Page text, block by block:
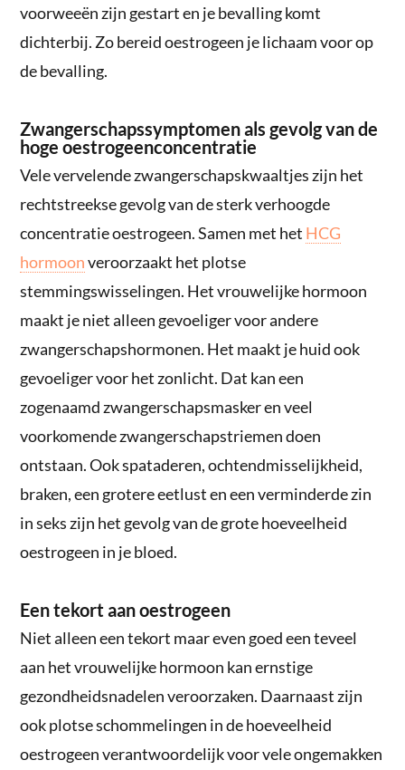
voorweeën zijn gestart en je bevalling komt
dichterbij. Zo bereid oestrogeen je lichaam voor op
de bevalling.
Zwangerschapssymptomen als gevolg van de
hoge oestrogeenconcentratie
Vele vervelende zwangerschapskwaaltjes zijn het
rechtstreekse gevolg van de sterk verhoogde
concentratie oestrogeen. Samen met het HCG
hormoonveroorzaakt het plotse
stemmingswisselingen. Het vrouwelijke hormoon
maakt je niet alleen gevoeliger voor andere
zwangerschapshormonen. Het maakt je huid ook
gevoeliger voor het zonlicht. Dat kan een
zogenaamd zwangerschapsmasker en veel
voorkomende zwangerschapstriemen doen
ontstaan. Ook spataderen, ochtendmisselijkheid,
braken, een grotere eetlust en een verminderde zin
in seks zijn het gevolg van de grote hoeveelheid
oestrogeen in je bloed.
Een tekort aan oestrogeen
Niet alleen een tekort maar even goed een teveel
aan het vrouwelijke hormoon kan ernstige
gezondheidsnadelen veroorzaken. Daarnaast zijn
ook plotse schommelingen in de hoeveelheid
oestrogeen verantwoordelijk voor vele ongemakken